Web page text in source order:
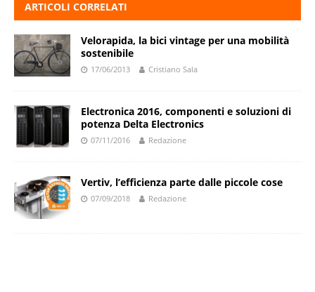
ARTICOLI CORRELATI
Velorapida, la bici vintage per una mobilità
sostenibile
17/06/2013 Cristiano Sala
Electronica 2016, componenti e soluzioni di
potenza Delta Electronics
07/11/2016 Redazione
Vertiv, l’efficienza parte dalle piccole cose
07/09/2018 Redazione